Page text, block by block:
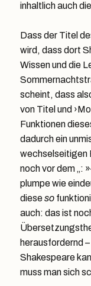
inhaltlich auch
Dass der Titel
wird, dass dort
Wissen und die
scheint, dass
von Titel und
Funktionen
dadurch ein
wechselseitigen
noch vor dem „:
plumpe wie
dieseso
auch: das ist
herausfordernd
Shakespeare
muss man sich